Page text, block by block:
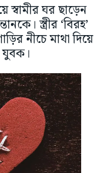
স্বামীর ঘর ছাড়েন
স্ত্রীর ‘বিরহ’
নীচে মাথা দিয়ে